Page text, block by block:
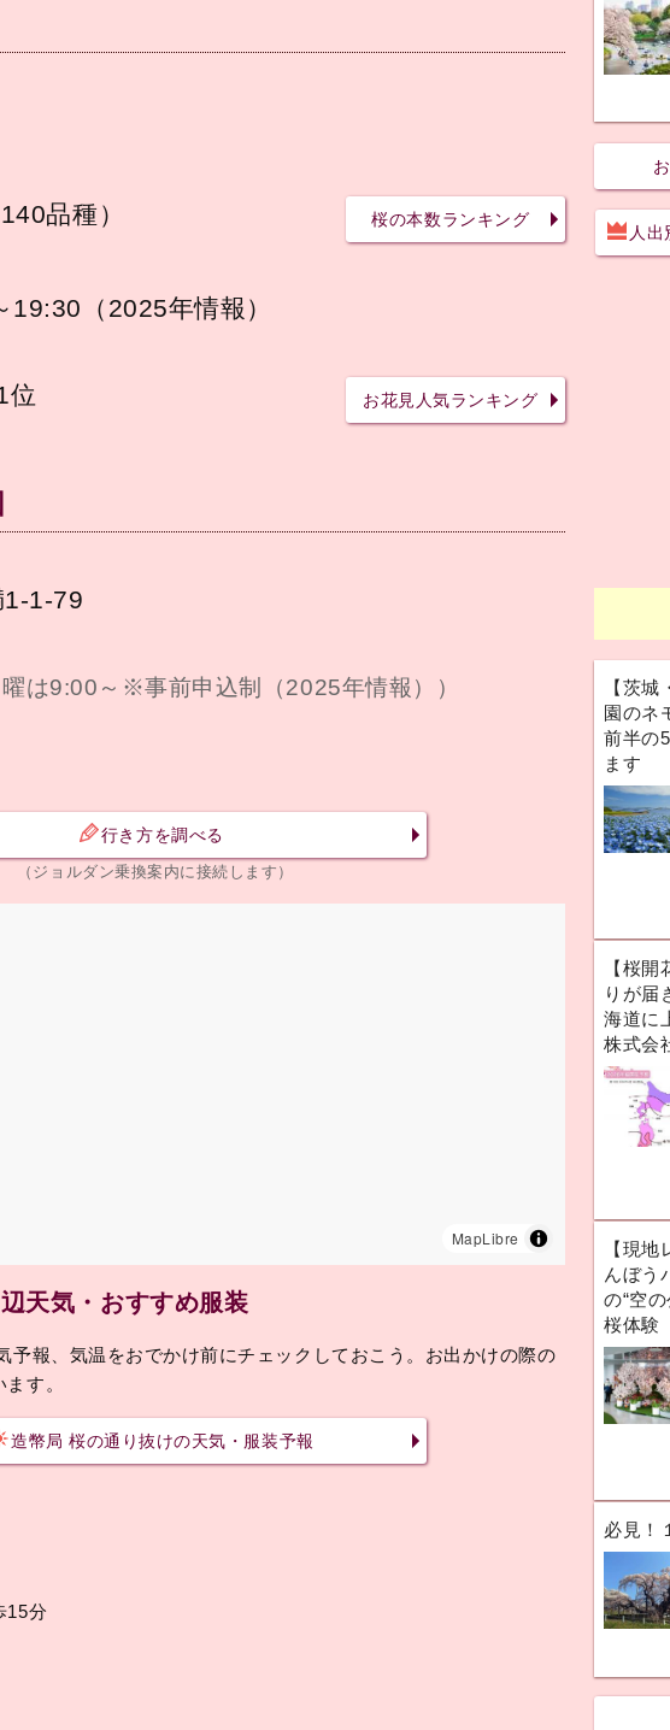
品種） 桜の本数ランキング
（2025年情報）
位 お花見人気ランキング
1-1-79
曜は9:00～※事前申込制（2025年情報））
行き方を調べる
（ジョルダン乗換案内に接続します）
MapLibre
天気・おすすめ服装
予報、気温をおでかけ前にチェックしておこう。お出かけの際の
す。
造幣局 桜の通り抜けの天気・服装予報
15分
人出
【茨
園のネ
前半の
ます
【桜
りが届
海道に
株式会
【現
んぼう
の“空
桜体験
必見！